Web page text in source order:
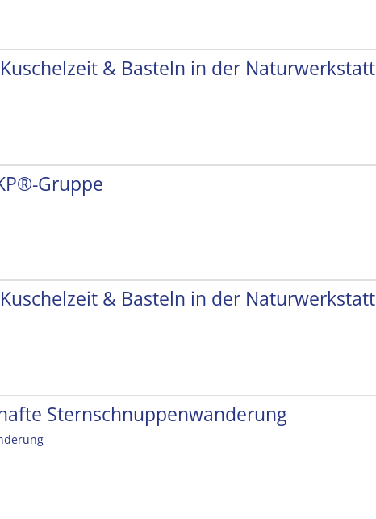
& Basteln in der Naturwerkstatt
Gruppe
& Basteln in der Naturwerkstatt
Sternschnuppenwanderung